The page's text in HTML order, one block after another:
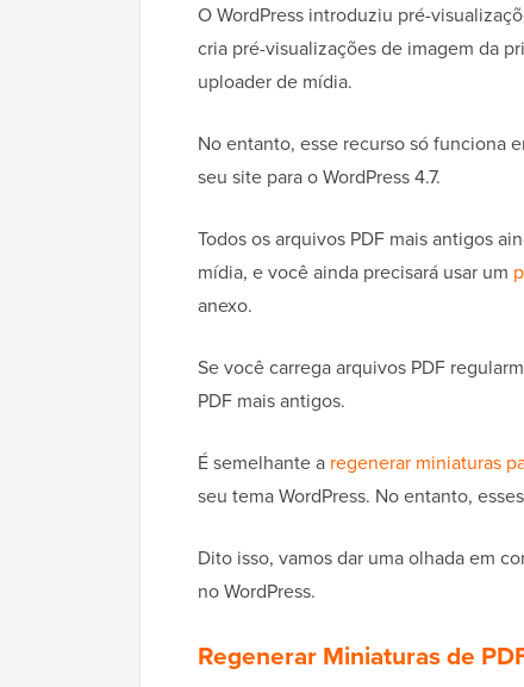
O WordPress introduziu pré-
cria pré-visualizações de imagem da
uploader de mídia.
No entanto, esse recurso só funciona
seu site para o WordPress 4.7.
Todos os arquivos PDF mais antigos
mídia, e você ainda precisará usar um
anexo.
Se você carrega arquivos PDF
PDF mais antigos.
É semelhante a regenerar miniaturas
seu tema WordPress. No entanto,
Dito isso, vamos dar uma olhada em
no WordPress.
Regenerar Miniaturas de